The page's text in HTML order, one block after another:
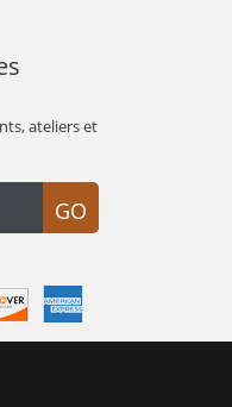
ateliers et
GO